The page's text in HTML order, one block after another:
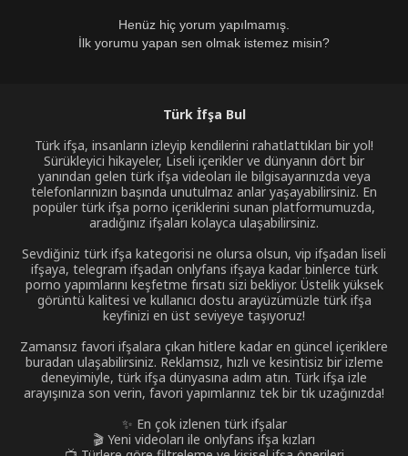
Henüz hiç yorum yapılmamış.
İlk yorumu yapan sen olmak istemez misin?
Türk İfşa Bul
Türk ifşa, insanların izleyip kendilerini rahatlattıkları bir yol!
Sürükleyici hikayeler, Liseli içerikler ve dünyanın dört bir
yanından gelen türk ifşa videoları ile bilgisayarınızda veya
telefonlarınızın başında unutulmaz anlar yaşayabilirsiniz. En
popüler türk ifşa porno içeriklerini sunan platformumuzda,
aradığınız ifşaları kolayca ulaşabilirsiniz.
Sevdiğiniz türk ifşa kategorisi ne olursa olsun, vip ifşadan liseli
ifşaya, telegram ifşadan onlyfans ifşaya kadar binlerce türk
porno yapımlarını keşfetme fırsatı sizi bekliyor. Üstelik yüksek
görüntü kalitesi ve kullanıcı dostu arayüzümüzle türk ifşa
keyfinizi en üst seviyeye taşıyoruz!
Zamansız favori ifşalara çıkan hitlere kadar en güncel içeriklere
buradan ulaşabilirsiniz. Reklamsız, hızlı ve kesintisiz bir izleme
deneyimiyle, türk ifşa dünyasına adım atın. Türk ifşa izle
arayışınıza son verin, favori yapımlarınız tek bir tık uzağınızda!
✨ En çok izlenen türk ifşalar
🎬 Yeni videoları ile onlyfans ifşa kızları